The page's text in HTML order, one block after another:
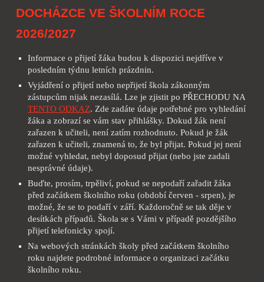
DOCHÁZCE VE ŠKOLNÍM ROCE
2026/2027
Informace o přijetí žáka budou k dispozici nejdříve v
posledním týdnu letních prázdnin.
Vyjádření o přijetí nebo nepřijetí škola zákonným
zástupcům nijak nezasílá. Lze je zjistit po PŘECHODU NA
TENTO ODKAZ. Zde zadáte údaje potřebné pro vyhledání
žáka a zobrazí se vám stav přihlášky. Dokud žák není
zařazen k učiteli, není zatím rozhodnuto. Pokud je žák
zařazen k učiteli, znamená to, že byl přijat. Pokud jej není
možné vyhledat, nebyl doposud přijat (nebo jste zadali
nesprávné údaje).
Buďte, prosím, trpěliví, pokud se nepodaří zařadit žáka
před začátkem školního roku (období červen - srpen), je
možné, že se to podaří v září. Každoročně se tak děje v
desítkách případů. Škola se s Vámi v případě pozdějšího
přijetí telefonicky spojí.
Na webových stránkách školy před začátkem školního
roku najdete podrobné informace o organizaci začátku
školního roku.